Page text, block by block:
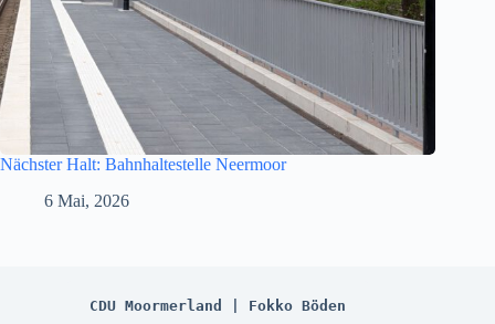
Nächster Halt: Bahnhaltestelle Neermoor
6 Mai, 2026
CDU Moormerland | Fokko Böden